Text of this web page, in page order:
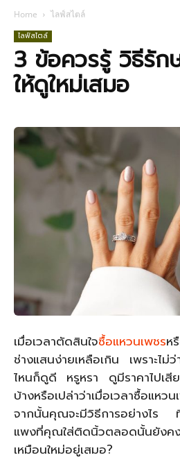
Home ไลฟ์สไตล์
ไลฟ์สไตล์
3 ข้อควรรู้ วิธีรัก
ให้ดูใหม่เสมอ
เมื่อเวลาตัดสินใจซื้อแหวนเพชรห
ช่างแสนง่ายเหลือเกิน เพราะไม่
ไหนก็ดูดี หรูหรา ดูมีราคาไปเ
บ้างหรือเปล่าว่าเมื่อเวลาซื้อแหว
จากนั้นคุณจะมีวิธีการอย่างไร ที่
แพงที่คุณใส่ติดนิ้วตลอดนั้นยั
เหมือนใหม่อยู่เสมอ?